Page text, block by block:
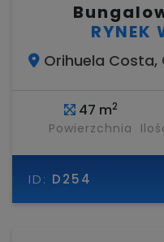
RYNEK
Orihuela Costa,
47 m2
Powierzchnia
ID: D254